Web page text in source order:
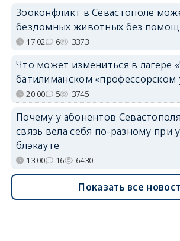
Зооконфликт в Севастополе
бездомных животных без
17:02 6 3373
Что может измениться в лагере
батилиманском «профессорском
20:00 5 3745
Почему у абонентов
связь вела себя по-разному при
блэкауте
13:00 16 6430
Показать все